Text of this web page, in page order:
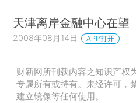
天津离岸金融中心在望
2008年08月14日 APP打开
财新网所刊载内容之知识产权
专属所有或持有。未经许可，
建立镜像等任何使用。